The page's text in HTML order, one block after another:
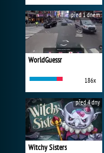
WorldGuessr
186x
před 1 dnem
Witchy Sisters
před 4 dny